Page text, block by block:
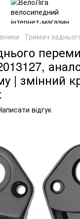
Тримач
| змінний
відгук